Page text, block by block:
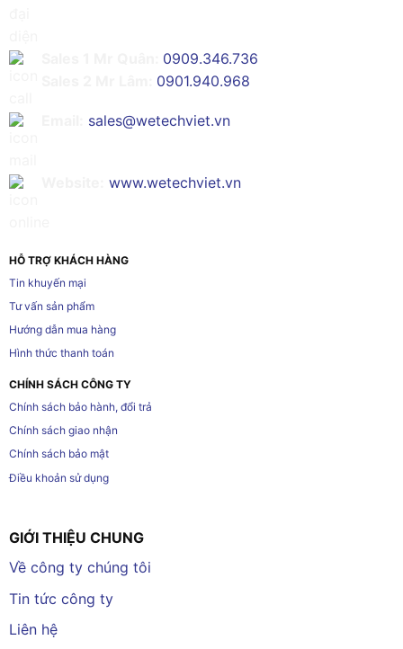
0909.346.736
0901.940.968
sales@wetechviet.vn
www.wetechviet.vn
HỖ TRỢ KHÁCH HÀNG
Tin khuyến mại
Tư vấn sản phẩm
Hướng dẫn mua hàng
Hình thức thanh toán
CHÍNH SÁCH CÔNG TY
Chính sách bảo hành, đổi trả
Chính sách giao nhận
Chính sách bảo mật
Điều khoản sử dụng
GIỚI THIỆU CHUNG
Về công ty chúng tôi
Tin tức công ty
Liên hệ